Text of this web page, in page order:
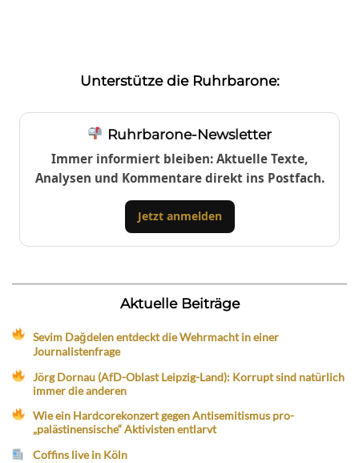
Unterstütze die Ruhrbarone:
Ruhrbarone-Newsletter
Immer informiert bleiben: Aktuelle Texte,
Analysen und Kommentare direkt ins Postfach.
Jetzt anmelden
Aktuelle Beiträge
Sevim Dağdelen entdeckt die Wehrmacht in einer
Journalistenfrage
Jörg Dornau (AfD-Oblast Leipzig-Land): Korrupt sind natürlich
immer die anderen
Wie ein Hardcorekonzert gegen Antisemitismus pro-
„palästinensische“ Aktivisten entlarvt
Coffins live in Köln